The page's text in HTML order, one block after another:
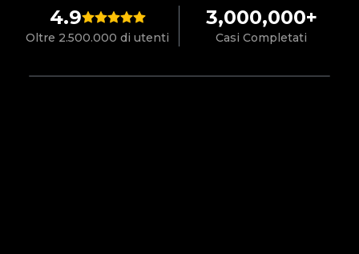
4.9
Oltre 2.500.000 di utenti
3,000,000+
Casi Completati